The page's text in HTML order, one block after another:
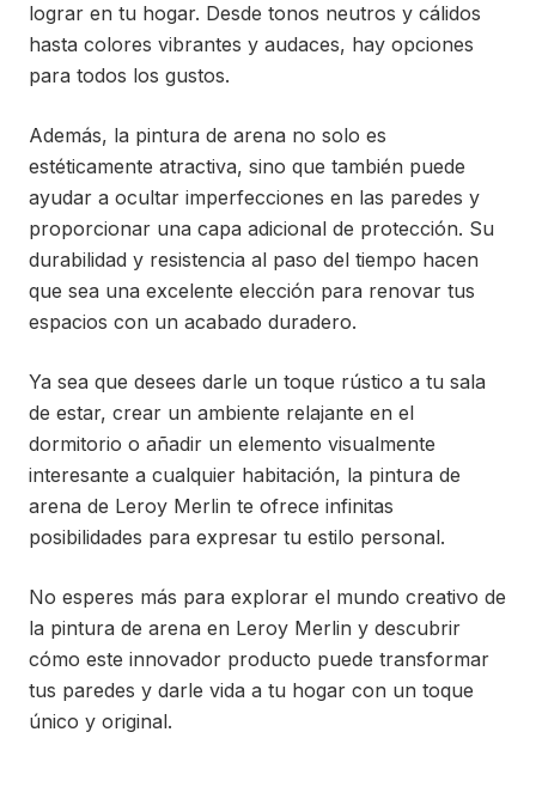
lograr en tu hogar. Desde tonos neutros y cálidos
hasta colores vibrantes y audaces, hay opciones
para todos los gustos.
Además, la pintura de arena no solo es
estéticamente atractiva, sino que también puede
ayudar a ocultar imperfecciones en las paredes y
proporcionar una capa adicional de protección. Su
durabilidad y resistencia al paso del tiempo hacen
que sea una excelente elección para renovar tus
espacios con un acabado duradero.
Ya sea que desees darle un toque rústico a tu sala
de estar, crear un ambiente relajante en el
dormitorio o añadir un elemento visualmente
interesante a cualquier habitación, la pintura de
arena de Leroy Merlin te ofrece infinitas
posibilidades para expresar tu estilo personal.
No esperes más para explorar el mundo creativo de
la pintura de arena en Leroy Merlin y descubrir
cómo este innovador producto puede transformar
tus paredes y darle vida a tu hogar con un toque
único y original.